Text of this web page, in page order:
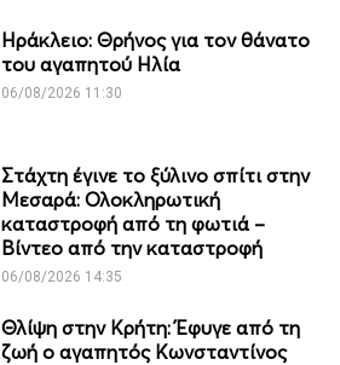
Ηράκλειο: Θρήνος για τον θάνατο
του αγαπητού Ηλία
06/08/2026 11:30
Στάχτη έγινε το ξύλινο σπίτι στην
Μεσαρά: Ολοκληρωτική
καταστροφή από τη φωτιά –
Βίντεο από την καταστροφή
06/08/2026 14:35
Θλίψη στην Κρήτη: Έφυγε από τη
ζωή ο αγαπητός Κωνσταντίνος